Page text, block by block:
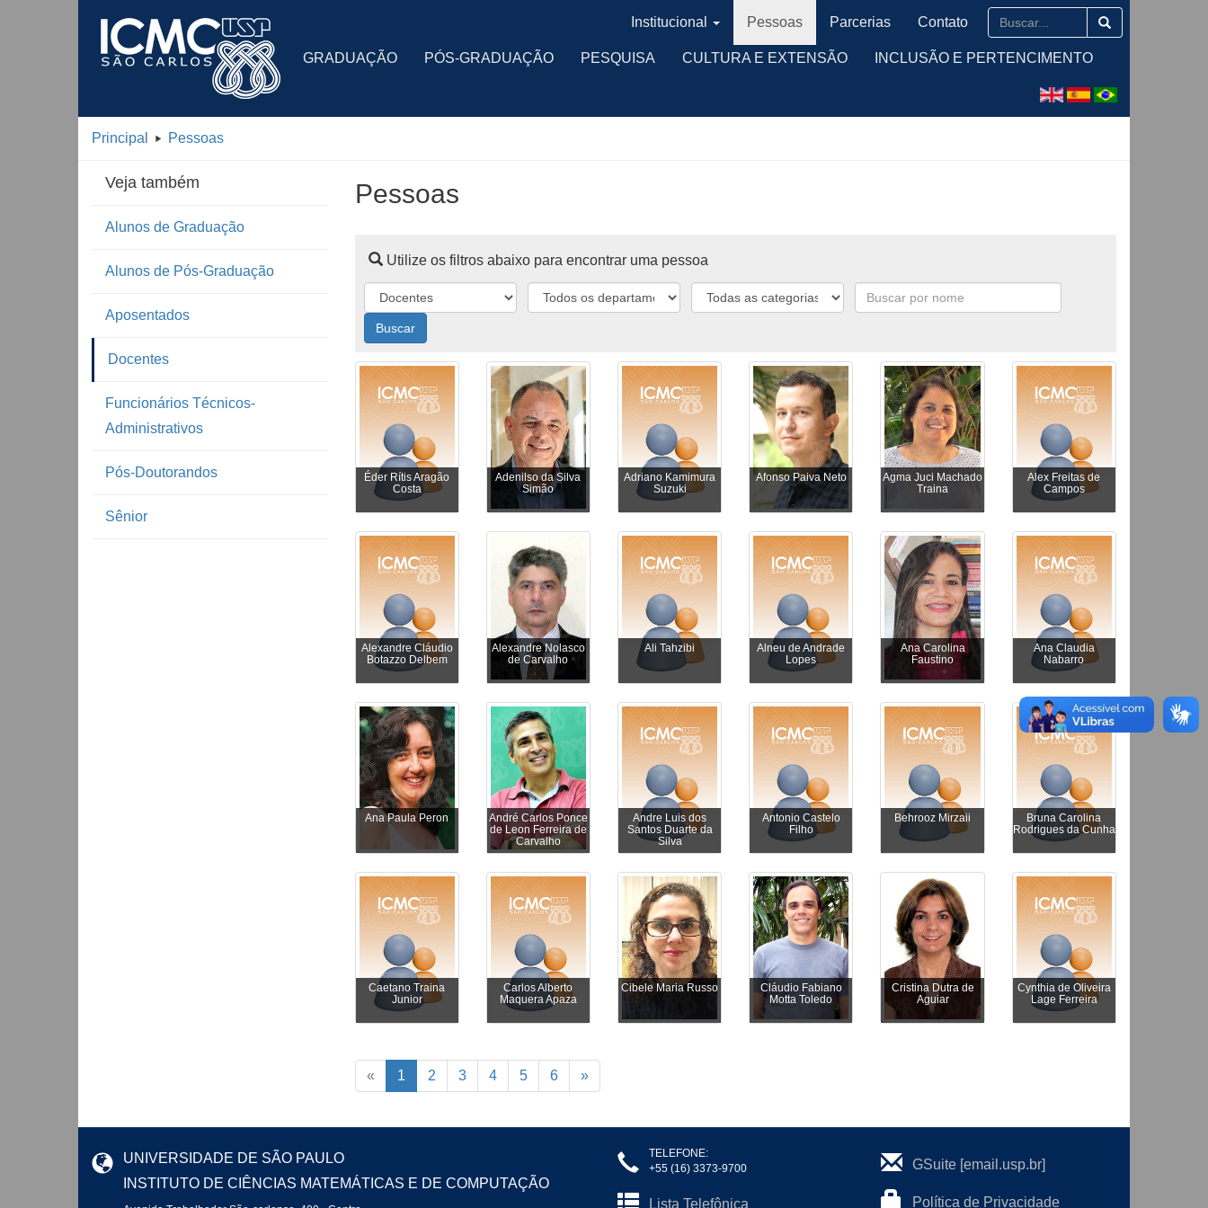
GRADUAÇÃO PÓS-GRADUAÇÃO PESQUISA CULTURA E EXTENSÃO INCLUSÃO E PERTENCIMENTO
Institucional Pessoas Parcerias Contato
Principal Pessoas
Veja também
Alunos de Graduação
Alunos de Pós-Graduação
Aposentados
Docentes
Funcionários Técnicos-
Administrativos
Pós-Doutorandos
Sênior
Pessoas
Utilize os filtros abaixo para encontrar uma pessoa
Buscar
Éder Rítis Aragão
Costa
Adenilso da Silva
Simão
Adriano Kamimura
Suzuki
Afonso Paiva Neto
Agma Juci Machado
Traina
Alex Freitas de
Campos
Alexandre Cláudio
Botazzo Delbem
Alexandre Nolasco
de Carvalho
Ali Tahzibi
Alneu de Andrade
Lopes
Ana Carolina
Faustino
Ana Claudia
Nabarro
Ana Paula Peron
André Carlos Ponce
de Leon Ferreira de
Carvalho
Andre Luis dos
Santos Duarte da
Silva
Antonio Castelo
Filho
Behrooz Mirzaii
Bruna Carolina
Rodrigues da Cunha
Caetano Traina
Junior
Carlos Alberto
Maquera Apaza
Cibele Maria Russo
Cláudio Fabiano
Motta Toledo
Cristina Dutra de
Aguiar
Cynthia de Oliveira
Lage Ferreira
« 1 2 3 4 5 6 »
UNIVERSIDADE DE SÃO PAULO
INSTITUTO DE CIÊNCIAS MATEMÁTICAS E DE COMPUTAÇÃO
TELEFONE:
+55 (16) 3373-9700
Lista Telefônica
GSuite [email.usp.br]
Política de Privacidade